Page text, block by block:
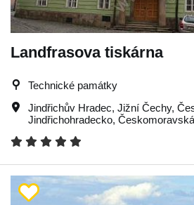
Landfrasova tiskárna
Technické památky
Jindřichův Hradec, Jižní Čechy,
Jindřichohradecko,